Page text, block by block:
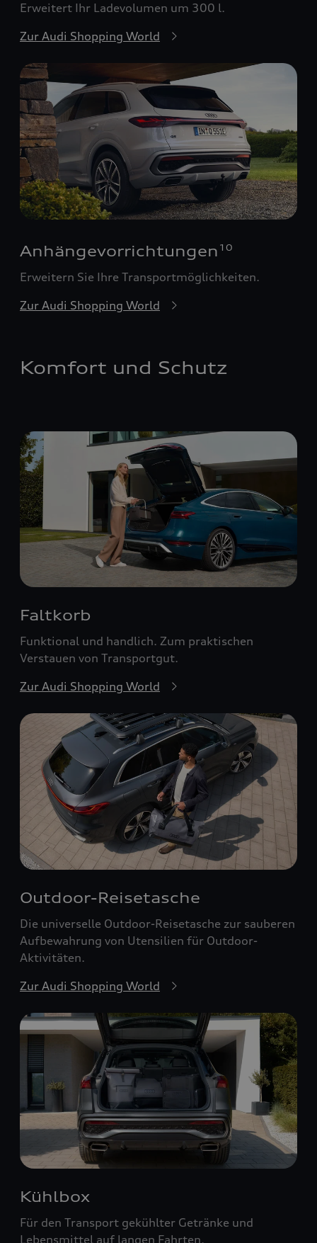
Erweitert Ihr Ladevolumen um 300 l.
Zur Audi Shopping World
Anhängevorrichtungen 10
Erweitern Sie Ihre Transportmöglichkeiten.
Zur Audi Shopping World
Komfort und Schutz
Faltkorb
Funktional und handlich. Zum praktischen
Verstauen von Transportgut.
Zur Audi Shopping World
Outdoor-Reisetasche
Die universelle Outdoor-Reisetasche zur sauberen
Aufbewahrung von Utensilien für Outdoor-
Aktivitäten.
Zur Audi Shopping World
Kühlbox
Für den Transport gekühlter Getränke und
Lebensmittel auf langen Fahrten.